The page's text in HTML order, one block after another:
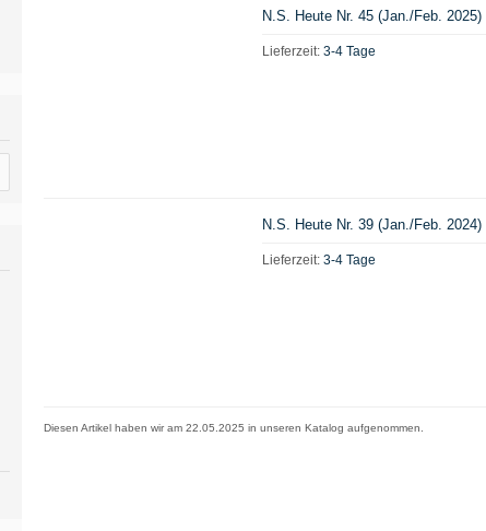
N.S. Heute Nr. 45 (Jan./Feb. 2025)
Lieferzeit:3-4 Tage
N.S. Heute Nr. 39 (Jan./Feb. 2024)
Lieferzeit:3-4 Tage
Diesen Artikel haben wir am 22.05.2025 in unseren Katalog aufgenommen.